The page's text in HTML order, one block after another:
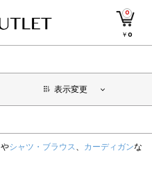
0
￥0
表示変更
やシャツ・ブラウス、 カーディガンな